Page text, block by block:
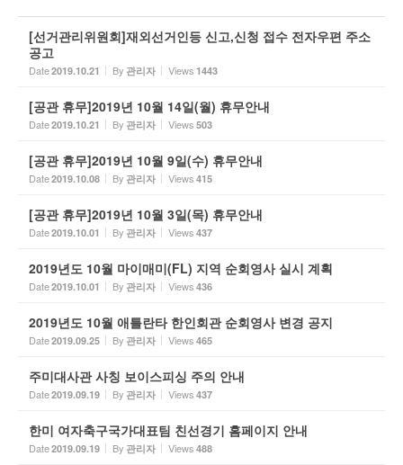
[선거관리위원회]재외선거인등 신고,신청 접수 전자우편 주소
공고
Date2019.10.21 By 관리자 Views 1443
[공관 휴무]2019년 10월 14일(월) 휴무안내
Date2019.10.21 By 관리자 Views 503
[공관 휴무]2019년 10월 9일(수) 휴무안내
Date2019.10.08 By 관리자 Views 415
[공관 휴무]2019년 10월 3일(목) 휴무안내
Date2019.10.01 By 관리자 Views 437
2019년도 10월 마이매미(FL) 지역 순회영사 실시 계획
Date2019.10.01 By 관리자 Views 436
2019년도 10월 애틀란타 한인회관 순회영사 변경 공지
Date2019.09.25 By 관리자 Views 465
주미대사관 사칭 보이스피싱 주의 안내
Date2019.09.19 By 관리자 Views 437
한미 여자축구국가대표팀 친선경기 홈페이지 안내
Date2019.09.19 By 관리자 Views 488
한인회 커뮤니티
한인 회원&협찬사